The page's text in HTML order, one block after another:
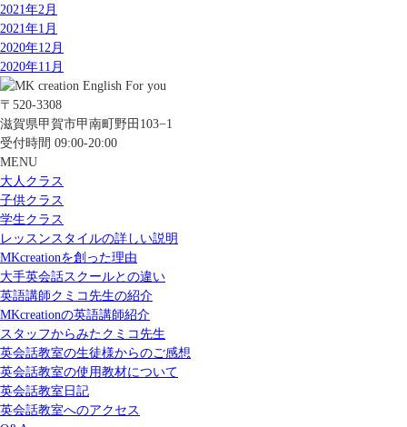
2021年2月
2021年1月
2020年12月
2020年11月
〒520-3308
滋賀県甲賀市甲南町野田103−1
受付時間 09:00-20:00
MENU
大人クラス
子供クラス
学生クラス
レッスンスタイルの詳しい説明
MKcreationを創った理由
大手英会話スクールとの違い
英語講師クミコ先生の紹介
MKcreationの英語講師紹介
スタッフからみたクミコ先生
英会話教室の生徒様からのご感想
英会話教室の使用教材について
英会話教室日記
英会話教室へのアクセス